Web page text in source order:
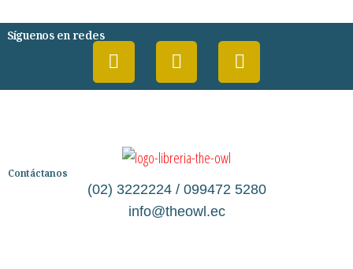
Síguenos en redes
Contáctanos
(02) 3222224 / 099472 5280
info@theowl.ec